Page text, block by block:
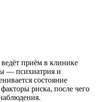
приём в клинике
— психиатрия и
состояние
риска, после чего